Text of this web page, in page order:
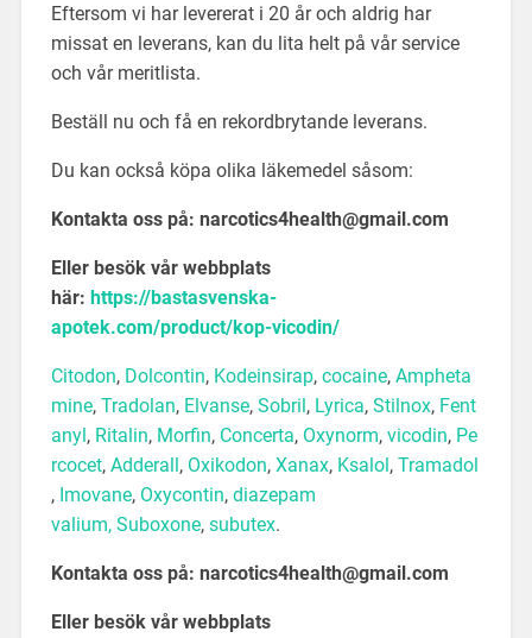
Eftersom vi har levererat i 20 år och aldrig har
missat en leverans, kan du lita helt på vår service
och vår meritlista.
Beställ nu och få en rekordbrytande leverans.
Du kan också köpa olika läkemedel såsom:
Kontakta oss på: narcotics4health@gmail.com
Eller besök vår webbplats
här: https://bastasvenska-
apotek.com/product/kop-vicodin/
Citodon, Dolcontin, Kodeinsirap, cocaine, Ampheta
mine, Tradolan, Elvanse, Sobril, Lyrica, Stilnox, Fent
anyl, Ritalin, Morfin, Concerta, Oxynorm, vicodin, Pe
rcocet, Adderall, Oxikodon, Xanax, Ksalol, Tramadol
, Imovane, Oxycontin, diazepam
valium, Suboxone, subutex.
Kontakta oss på: narcotics4health@gmail.com
Eller besök vår webbplats